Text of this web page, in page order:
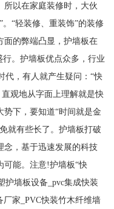
所以在家庭装修时，大伙
“轻装修、重装饰”的装修
面的弊端凸显，护墙板在
。护墙板优点众多，行业
代，有人就产生疑问：“快
观地从字面上理解就是快
下，要知道“时间就是金
就有些长了。护墙板打破
念，基于迅速发展的科技
可能。注意!护墙板“快
护墙板设备_pvc集成快装
家_PVC快装竹木纤维墙